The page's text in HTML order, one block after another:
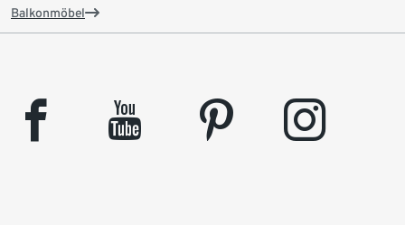
Balkonmöbel
facebook youtube pinterest instagram